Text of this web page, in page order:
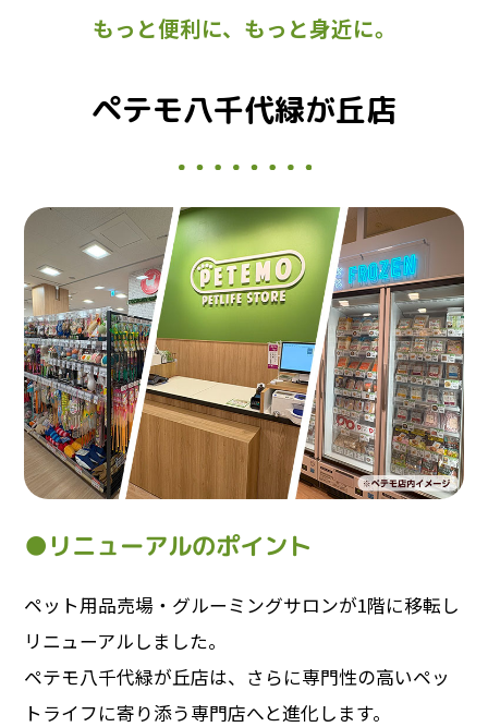
もっと便利に、もっと身近に。
ペテモ八千代緑が丘店
●リニューアルのポイント
ペット用品売場・グルーミングサロンが1階に移転し
リニューアルしました。
ペテモ八千代緑が丘店は、さらに専門性の高いペッ
トライフに寄り添う専門店へと進化します。